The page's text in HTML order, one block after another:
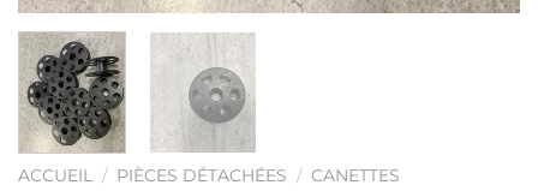
ACCUEIL / PIÈCES DÉTACHÉES / CANETTES